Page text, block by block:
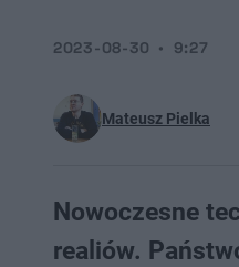
Mateusz Pielka
2023-08-30 9:27
Nowoczesne
realiów.